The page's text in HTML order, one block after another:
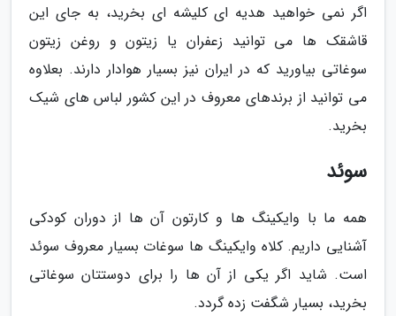
اگر نمی خواهید هدیه ای کلیشه ای بخرید، به جای این
قاشقک ها می توانید زعفران یا زیتون و روغن زیتون
سوغاتی بیاورید که در ایران نیز بسیار هوادار دارند. بعلاوه
می توانید از برندهای معروف در این کشور لباس های شیک
بخرید.
سوئد
همه ما با وایکینگ ها و کارتون آن ها از دوران کودکی
آشنایی داریم. کلاه وایکینگ ها سوغات بسیار معروف سوئد
است. شاید اگر یکی از آن ها را برای دوستتان سوغاتی
بخرید، بسیار شگفت زده گردد.